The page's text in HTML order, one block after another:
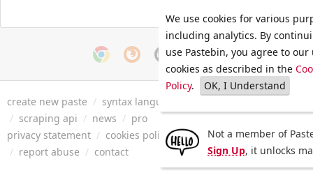
create new paste / syntax languages
/ scraping api / news / pro
privacy statement / cookies policy / terms of service/ security
/ report abuse / contact
We use cookies for various
including analytics. By
use Pastebin, you agree to our
cookies as described in the
Policy. OK, I Understand
Not a member of
Sign Up, it unlocks